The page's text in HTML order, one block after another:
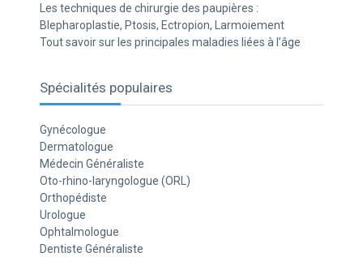
Les techniques de chirurgie des paupières :
Blepharoplastie, Ptosis, Ectropion, Larmoiement
Tout savoir sur les principales maladies liées à l’âge
Spécialités populaires
Gynécologue
Dermatologue
Médecin Généraliste
Oto-rhino-laryngologue (ORL)
Orthopédiste
Urologue
Ophtalmologue
Dentiste Généraliste